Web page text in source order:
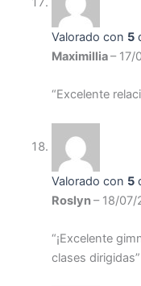
Valorado con 5
Maximillia– 17/
“Excelente
Valorado con 5
Roslyn– 18/07/
“¡Excelente
clases dirigidas”